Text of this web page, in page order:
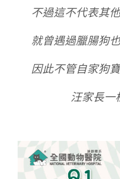
不過這不代表其
就曾遇過臘腸狗
因此不管自家狗
汪家長一